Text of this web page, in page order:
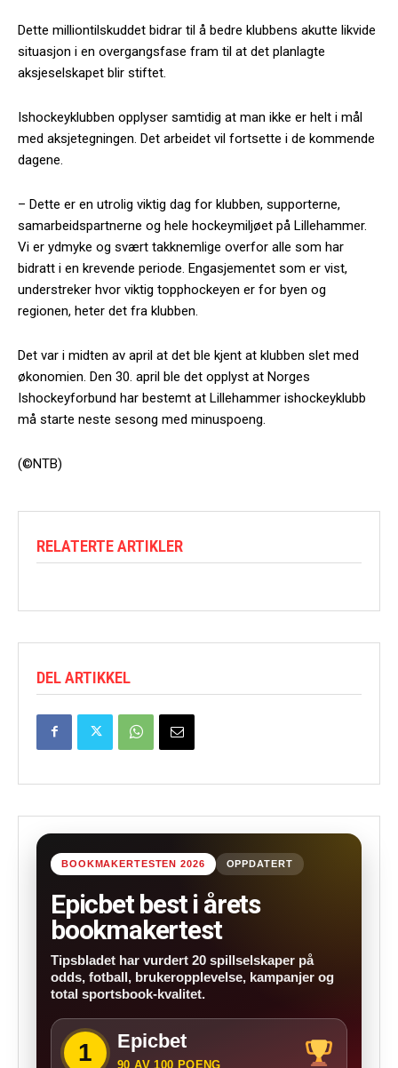
Dette milliontilskuddet bidrar til å bedre klubbens akutte likvide
situasjon i en overgangsfase fram til at det planlagte
aksjeselskapet blir stiftet.
Ishockeyklubben opplyser samtidig at man ikke er helt i mål
med aksjetegningen. Det arbeidet vil fortsette i de kommende
dagene.
– Dette er en utrolig viktig dag for klubben, supporterne,
samarbeidspartnerne og hele hockeymiljøet på Lillehammer.
Vi er ydmyke og svært takknemlige overfor alle som har
bidratt i en krevende periode. Engasjementet som er vist,
understreker hvor viktig topphockeyen er for byen og
regionen, heter det fra klubben.
Det var i midten av april at det ble kjent at klubben slet med
økonomien. Den 30. april ble det opplyst at Norges
Ishockeyforbund har bestemt at Lillehammer ishockeyklubb
må starte neste sesong med minuspoeng.
(©NTB)
RELATERTE ARTIKLER
DEL ARTIKKEL
BOOKMAKERTESTEN 2026 OPPDATERT
Epicbet best i årets
bookmakertest
Tipsbladet har vurdert 20 spillselskaper på
odds, fotball, brukeropplevelse, kampanjer og
total sportsbook-kvalitet.
1 Epicbet
90 AV 100 POENG